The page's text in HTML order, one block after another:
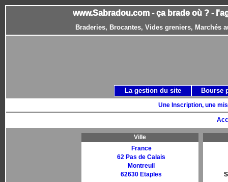
www.Sabradou.com - ça brade où ? -
Braderies, Brocantes, Vides greniers, Marchés
Une Inscription, une
Ville
France
62 Pas de Calais
Montreuil
62630 Etaples
La gestion du site Bourse